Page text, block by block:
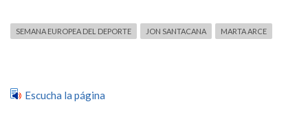
SEMANA EUROPEA DEL DEPORTE JON SANTACANA MARTA ARCE
Escucha la página